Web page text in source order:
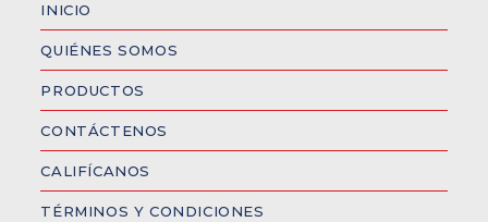
INICIO
QUIÉNES SOMOS
PRODUCTOS
CONTÁCTENOS
CALIFÍCANOS
TÉRMINOS Y CONDICIONES